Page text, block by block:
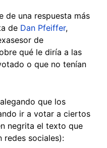
de una respuesta más
de Dan Pfeiffer,
de
qué le diría a las
o que no tenían
que los
ir a votar a ciertos
negrita el texto que
redes sociales):